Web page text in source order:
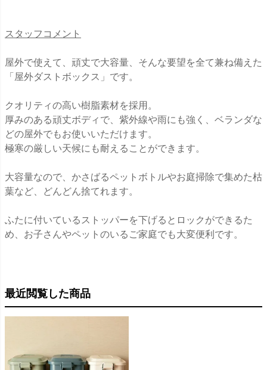
スタッフコメント
屋外で使えて、頑丈で大容量、そんな要望を全て兼ね備えた
「屋外ダストボックス」です。
クオリティの高い樹脂素材を採用。
厚みのある頑丈ボディで、紫外線や雨にも強く、ベランダな
どの屋外でもお使いいただけます。
極寒の厳しい天候にも耐えることができます。
大容量なので、かさばるペットボトルやお庭掃除で集めた枯
葉など、どんどん捨てれます。
ふたに付いているストッパーを下げるとロックができるた
め、お子さんやペットのいるご家庭でも大変便利です。
最近閲覧した商品